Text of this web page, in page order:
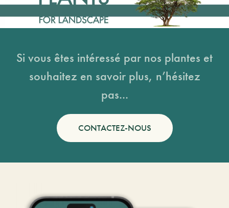
Si vous êtes intéressé par nos plantes et
souhaitez en savoir plus, n’hésitez
pas...
CONTACTEZ-NOUS